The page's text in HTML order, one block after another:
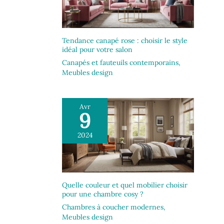
sont fournies.
table basse de rangement est robuste. En
outre, les tiroirs sont robustes, glissent
facilement et fonctionnent silencieusement.
Tendance canapé rose : choisir le style
idéal pour votre salon
Canapés et fauteuils contemporains,
Meubles design
Avr
9
2024
Quelle couleur et quel mobilier choisir
pour une chambre cosy ?
Chambres à coucher modernes,
Meubles design